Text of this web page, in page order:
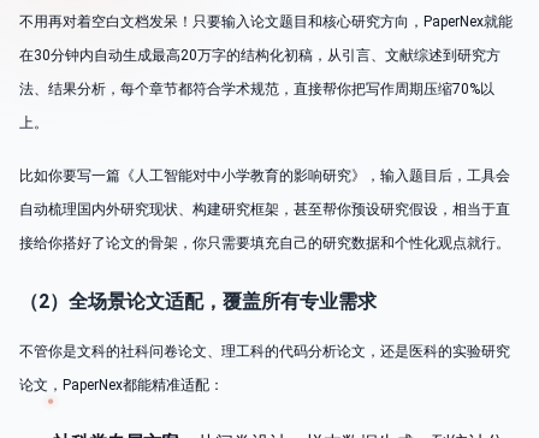
不用再对着空白文档发呆！只要输入论文题目和核心研究方向，PaperNex就能
在30分钟内自动生成最高20万字的结构化初稿，从引言、文献综述到研究方
法、结果分析，每个章节都符合学术规范，直接帮你把写作周期压缩70%以
上。
比如你要写一篇《人工智能对中小学教育的影响研究》，输入题目后，工具会
自动梳理国内外研究现状、构建研究框架，甚至帮你预设研究假设，相当于直
接给你搭好了论文的骨架，你只需要填充自己的研究数据和个性化观点就行。
（2）全场景论文适配，覆盖所有专业需求
不管你是文科的社科问卷论文、理工科的代码分析论文，还是医科的实验研究
论文，PaperNex都能精准适配：